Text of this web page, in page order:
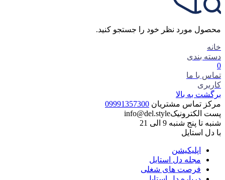
محصول مورد نظر خود را جستجو کنید.
خانه
دسته بندی
0
تماس با ما
کاربری
برگشت به بالا
مرکز تماس مشتریان 09991357300
پست الکترونیکinfo@del.style
شنبه تا پنج شنبه 9 الی 21
با دل استایل
اپلیکیشن
مجله دل استایل
فرصت های شغلی